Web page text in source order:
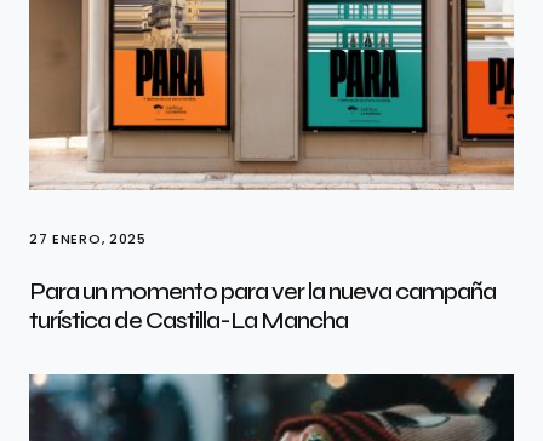
27 ENERO, 2025
Para un momento para ver la nueva campaña
turística de Castilla-La Mancha